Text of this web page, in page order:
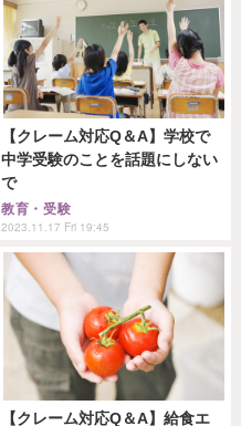
【クレーム対応Q＆A】学校で
中学受験のことを話題にしない
で
教育・受験
2023.11.17 Fri 19:45
【クレーム対応Q＆A】給食エ